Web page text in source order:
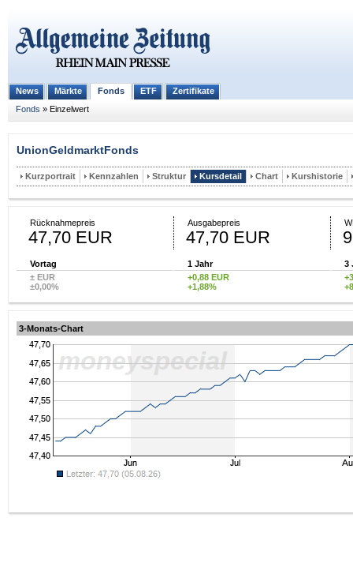
News Märkte Fonds ETF
Zertifikate
Fonds » Einzelwert
UnionGeldmarktFonds
Kurzportrait Kennzahlen Struktur Kursdetail Chart Kurshistorie
Rücknahmepreis
47,70 EUR
Ausgabepreis
47,70 EUR
Vortag 1 Jahr
3
± EUR
±0,00%
+0,88 EUR
+1,88%
3-Monats-Chart